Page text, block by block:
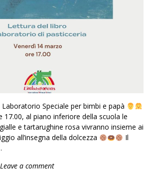
Speciale per bimbi e papà
17.00, al piano inferiore della scuola le
e tartarughine rosa vivranno insieme ai
all’insegna della dolcezza
Il
Leave a comment